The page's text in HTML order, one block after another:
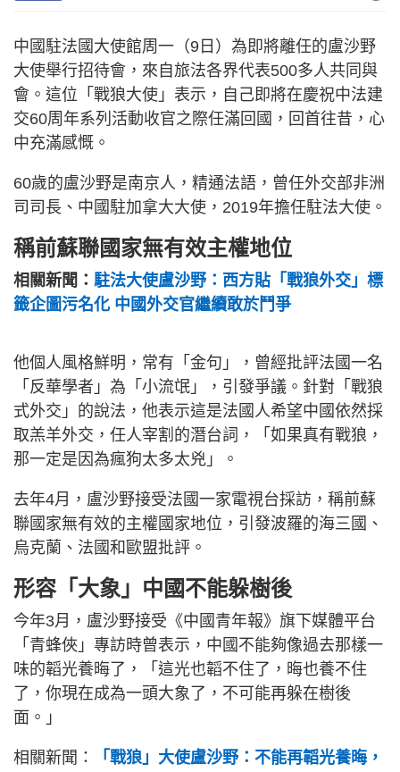
中國駐法國大使館周一（9日）為即將離任的盧沙野
大使舉行招待會，來自旅法各界代表500多人共同與
會。這位「戰狼大使」表示，自己即將在慶祝中法建
交60周年系列活動收官之際任滿回國，回首往昔，心
中充滿感慨。
60歲的盧沙野是南京人，精通法語，曾任外交部非洲
司司長、中國駐加拿大大使，2019年擔任駐法大使。
稱前蘇聯國家無有效主權地位
相關新聞： 駐法大使盧沙野：西方貼「戰狼外交」標
籤企圖污名化 中國外交官繼續敢於鬥爭
他個人風格鮮明，常有「金句」，曾經批評法國一名
「反華學者」為「小流氓」，引發爭議。針對「戰狼
式外交」的說法，他表示這是法國人希望中國依然採
取羔羊外交，任人宰割的潛台詞，「如果真有戰狼，
那一定是因為瘋狗太多太兇」。
去年4月，盧沙野接受法國一家電視台採訪，稱前蘇
聯國家無有效的主權國家地位，引發波羅的海三國、
烏克蘭、法國和歐盟批評。
形容「大象」中國不能躲樹後
今年3月，盧沙野接受《中國青年報》旗下媒體平台
「青蜂俠」專訪時曾表示，中國不能夠像過去那樣一
味的韜光養晦了，「這光也韜不住了，晦也養不住
了，你現在成為一頭大象了，不可能再躲在樹後
面。」
相關新聞：
「戰狼」大使盧沙野：不能再韜光養晦，